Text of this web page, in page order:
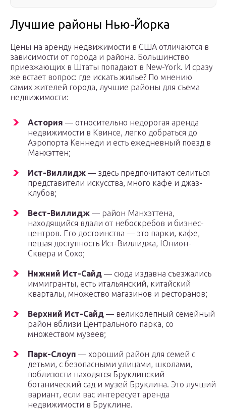
Лучшие районы Нью-Йорка
Цены на аренду недвижимости в США отличаются в
зависимости от города и района. Большинство
приезжающих в Штаты попадают в New-York. И сразу
же встает вопрос: где искать жилье? По мнению
самих жителей города, лучшие районы для съема
недвижимости:
Астория — относительно недорогая аренда
недвижимости в Квинсе, легко добраться до
Аэропорта Кеннеди и есть ежедневный поезд в
Манхэттен;
Ист-Виллидж — здесь предпочитают селиться
представители искусства, много кафе и джаз-
клубов;
Вест-Виллидж — район Манхэттена,
находящийся вдали от небоскребов и бизнес-
центров. Его достоинства — это парки, кафе,
пешая доступность Ист-Виллиджа, Юнион-
Сквера и Сохо;
Нижний Ист-Сайд — сюда издавна съезжались
иммигранты, есть итальянский, китайский
кварталы, множество магазинов и ресторанов;
Верхний Ист-Сайд — великолепный семейный
район вблизи Центрального парка, со
множеством музеев;
Парк-Слоуп — хороший район для семей с
детьми, с безопасными улицами, школами,
поблизости находятся Бруклинский
ботанический сад и музей Бруклина. Это лучший
вариант, если вас интересует аренда
недвижимости в Бруклине.